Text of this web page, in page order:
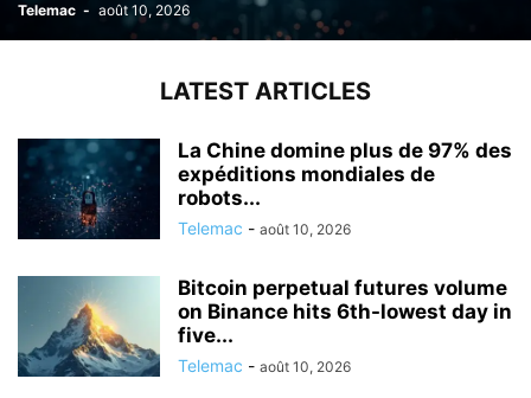
Telemac - août 10, 2026
LATEST ARTICLES
La Chine domine plus de 97% des
expéditions mondiales de
robots...
Telemac - août 10, 2026
Bitcoin perpetual futures volume
on Binance hits 6th-lowest day in
five...
Telemac - août 10, 2026